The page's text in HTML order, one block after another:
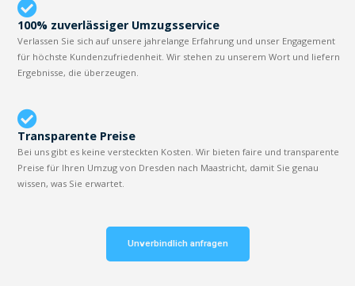
100% zuverlässiger Umzugsservice
Verlassen Sie sich auf unsere jahrelange Erfahrung und unser Engagement
für höchste Kundenzufriedenheit. Wir stehen zu unserem Wort und liefern
Ergebnisse, die überzeugen.
Transparente Preise
Bei uns gibt es keine versteckten Kosten. Wir bieten faire und transparente
Preise für Ihren Umzug von Dresden nach Maastricht, damit Sie genau
wissen, was Sie erwartet.
Unverbindlich anfragen